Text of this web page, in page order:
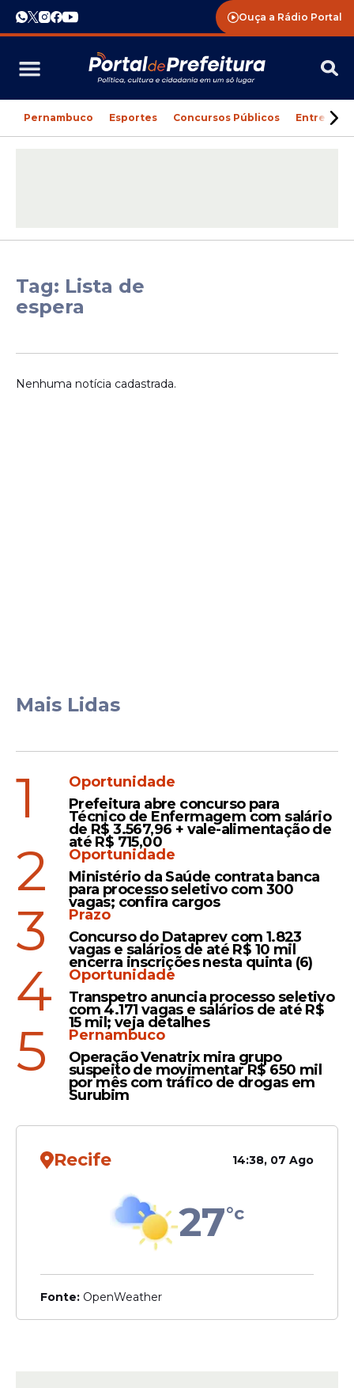
Ouça a Rádio Portal
Pernambuco Esportes Concursos Públicos
Tag: Lista de
espera
Nenhuma notícia cadastrada.
Mais Lidas
1
Oportunidade
Prefeitura abre concurso para
Técnico de Enfermagem com salário
de R$ 3.567,96 + vale-alimentação de
até R$ 715,00
2
Oportunidade
Ministério da Saúde contrata banca
para processo seletivo com 300
vagas; confira cargos
3
Prazo
Concurso do Dataprev com 1.823
vagas e salários de até R$ 10 mil
encerra inscrições nesta quinta (6)
4
Oportunidade
Transpetro anuncia processo seletivo
com 4.171 vagas e salários de até R$
15 mil; veja detalhes
5
Pernambuco
Operação Venatrix mira grupo
suspeito de movimentar R$ 650 mil
por mês com tráfico de drogas em
Surubim
Recife 14:38, 07 Ago
27°c
Fonte: OpenWeather